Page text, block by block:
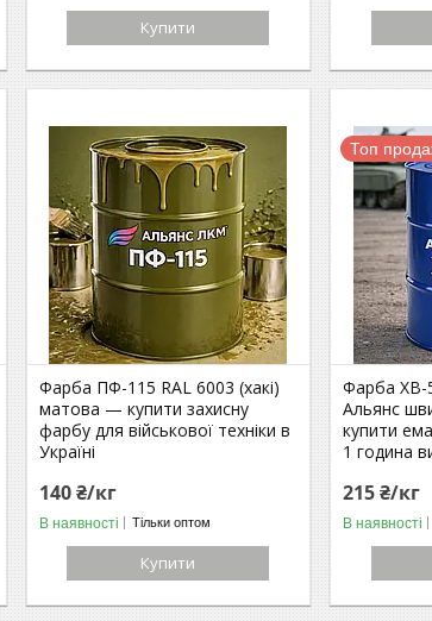
Купити
Фарба ПФ-115 RAL 6003 (хакі)
матова — купити захисну
фарбу для військової техніки в
Україні
140 ₴/кг
В наявності Тільки оптом
Купити
Топ
Фарба ХВ-
Альянс
купити
1 година
215 ₴/кг
В наявності